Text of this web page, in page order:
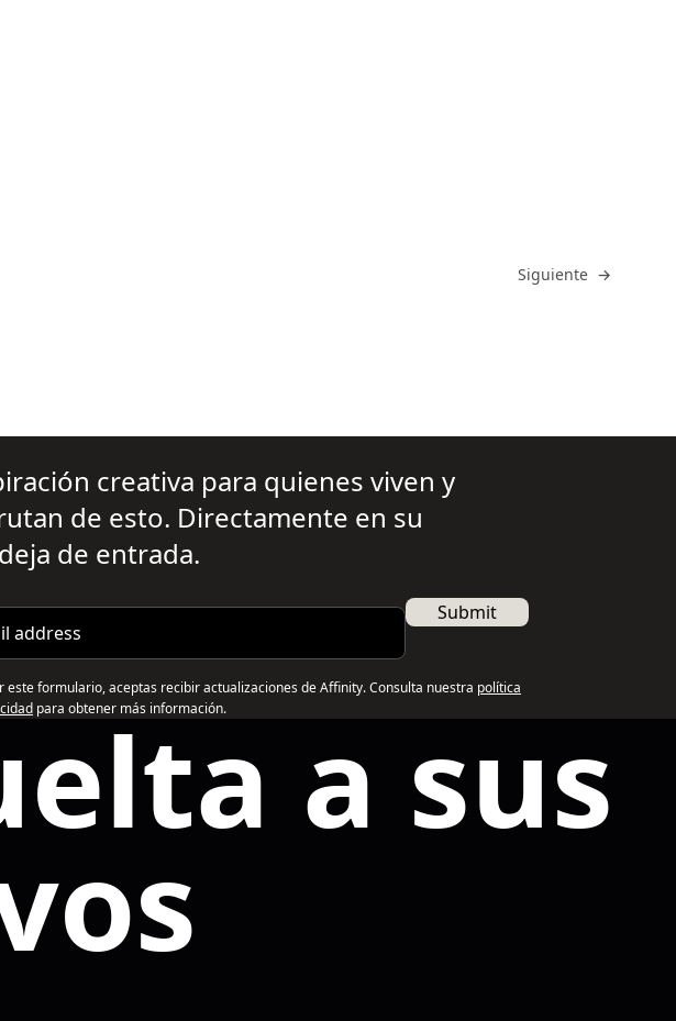
Ir a
Siguiente →
creativa para quienes viven y
de esto. Directamente en su
de entrada.
Submit
este formulario, aceptas recibir actualizaciones de Affinity. Consulta nuestra política
para obtener más información. a sus